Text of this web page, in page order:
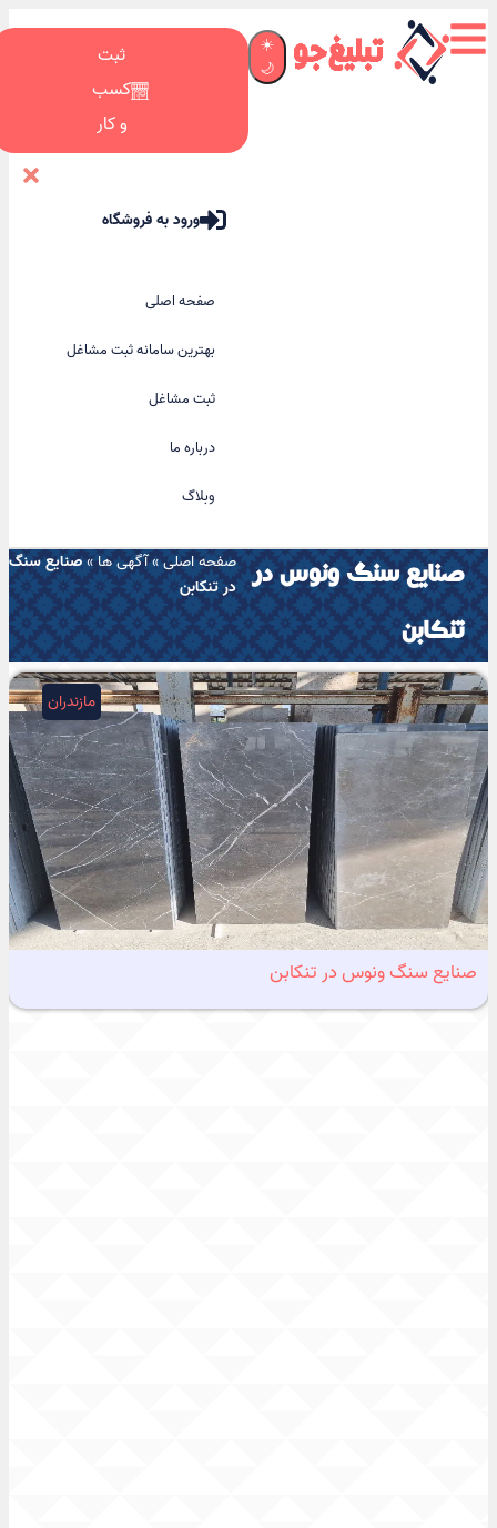
☀️
🌙
ثبت
کسب
و کار
ورود به فروشگاه
صفحه اصلی
بهترین سامانه ثبت مشاغل
ثبت مشاغل
درباره ما
وبلاگ
صنایع سنگ ونوس در
تنکابن
صفحه اصلی»آگهی ها»صنایع سنگ
در تنکابن
مازندران
صنایع سنگ ونوس در تنکابن